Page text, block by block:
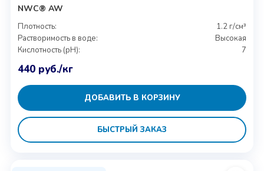
NWC® AW
Плотность:
1.2 г/см³
Растворимость в воде:
Высокая
Кислотность (pH):
7
440 руб./кг
ДОБАВИТЬ В КОРЗИНУ
БЫСТРЫЙ ЗАКАЗ